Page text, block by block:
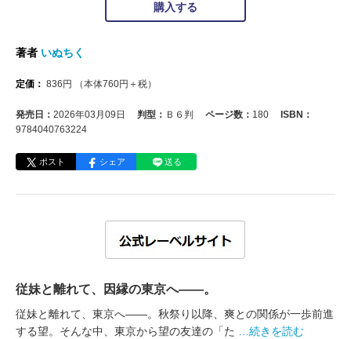
購入する
著者 いぬちく
定価： 836 円 （本体760円＋税）
発売日： 2026年03月09日 判型： Ｂ６判 ページ数： 180
ISBN：
9784040763224
ポスト シェア 送る
従妹と離れて、因縁の東京へ――。
従妹と離れて、東京へ――。秋祭り以降、爽との関係が一歩前進
する望。そんな中、東京から望の友達の「た
…続きを読む